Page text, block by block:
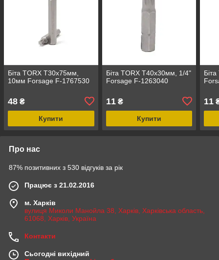
Біта TORX T30х75мм,
10мм Forsage F-1767530
48 ₴
Купити
Біта TORX T40х30мм, 1/4"
Forsage F-1263040
11₴
Купити
11
Про нас
87% позитивних з 530 відгуків за рік
Працює з 21.02.2016
м. Харків
вулиця Миколи Манойла 38, Харків, Харківська область,
61068, Харків, Україна
Контакти
Сьогодні вихідний